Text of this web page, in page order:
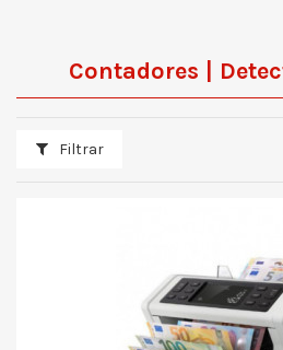
Contadores |
Filtrar